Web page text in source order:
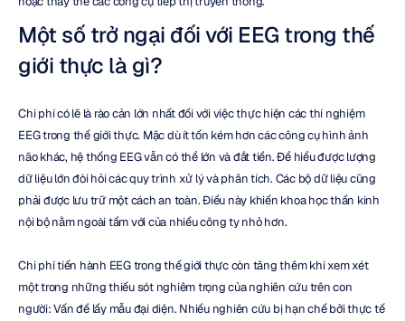
Một số trở ngại đối với EEG trong thế
giới thực là gì?
Chi phí có lẽ là rào cản lớn nhất đối với việc thực hiện các thí nghiệm
EEG trong thế giới thực. Mặc dù ít tốn kém hơn các công cụ hình ảnh
não khác, hệ thống EEG vẫn có thể lớn và đắt tiền. Để hiểu được lượng
dữ liệu lớn đòi hỏi các quy trình xử lý và phân tích. Các bộ dữ liệu cũng
phải được lưu trữ một cách an toàn. Điều này khiến khoa học thần kinh
nội bộ nằm ngoài tầm với của nhiều công ty nhỏ hơn.
Chi phí tiến hành EEG trong thế giới thực còn tăng thêm khi xem xét
một trong những thiếu sót nghiêm trọng của nghiên cứu trên con
người: Vấn đề lấy mẫu đại diện. Nhiều nghiên cứu bị hạn chế bởi thực tế